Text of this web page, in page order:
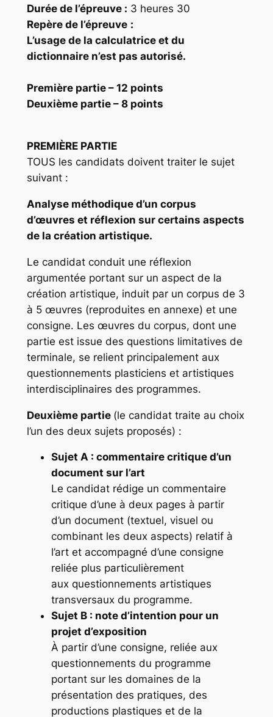
Durée de l’épreuve : 3 heures 30
Repère de l’épreuve :
L’usage de la calculatrice et du
dictionnaire n’est pas autorisé.
Première partie– 12 points
Deuxième partie– 8 points
PREMIÈRE PARTIE
TOUS les candidats doivent traiter le sujet
suivant :
Analyse méthodique d’un corpus
d’œuvres et réflexion sur certains aspects
de la création artistique.
Le candidat conduit une réflexion
argumentée portant sur un aspect de la
création artistique, induit par un corpus de 3
à 5 œuvres (reproduites en annexe) et une
consigne. Les œuvres du corpus, dont une
partie est issue des questions limitatives de
terminale, se relient principalement aux
questionnements plasticiens et artistiques
interdisciplinaires des programmes.
Deuxième partie (le candidat traite au choix
l’un des deux sujets proposés) :
Sujet A : commentaire critique d’un
document sur l’art
Le candidat rédige un commentaire
critique d’une à deux pages à partir
d’un document (textuel, visuel ou
combinant les deux aspects) relatif à
l’art et accompagné d’une consigne
reliée plus particulièrement
aux questionnements artistiques
transversaux du programme.
Sujet B : note d’intention pour un
projet d’exposition
À partir d’une consigne, reliée aux
questionnements du programme
portant sur les domaines de la
présentation des pratiques, des
productions plastiques et de la